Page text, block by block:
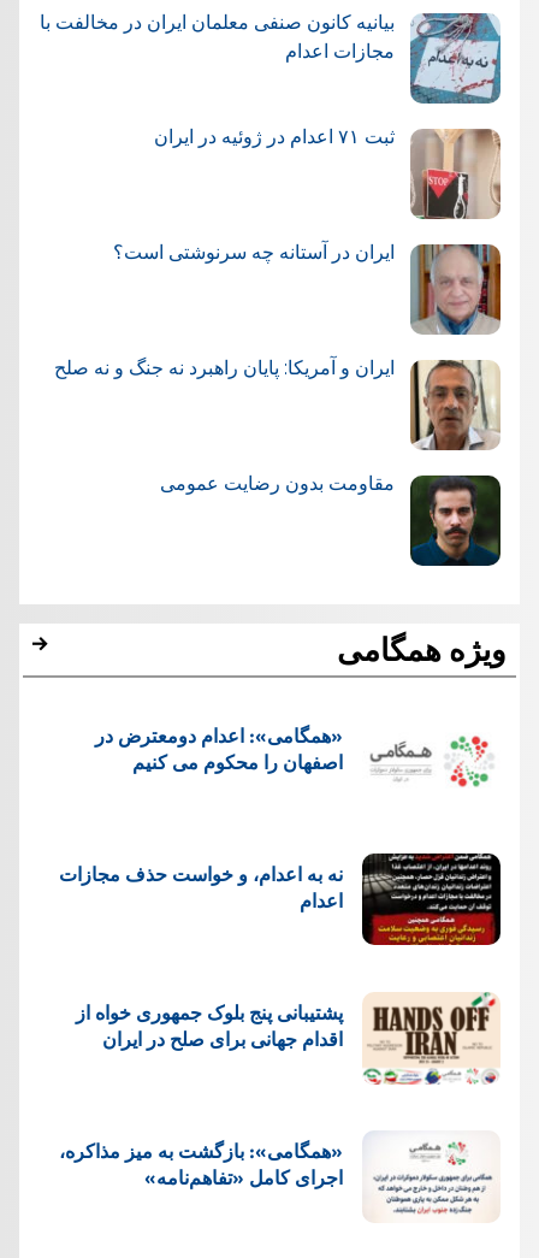
بیانیه کانون صنفی معلمان ایران در مخالفت با
مجازات اعدام
ثبت ۷۱ اعدام در ژوئيه در ایران
ایران در آستانه چه سرنوشتی است؟
ایران و آمریکا: پایان راهبرد نه جنگ و نه صلح
مقاومت بدون رضایت عمومی
ویژه همگامی
«همگامی»: اعدام دومعترض در
اصفهان را محکوم می کنیم
نه به اعدام، و خواست حذف مجازات
اعدام
پشتيبانی پنج بلوک جمهوری خواه از
اقدام جهانی برای صلح در ایران
«همگامی»: بازگشت به میز مذاکره،
اجرای کامل «تفاهم‌نامه»